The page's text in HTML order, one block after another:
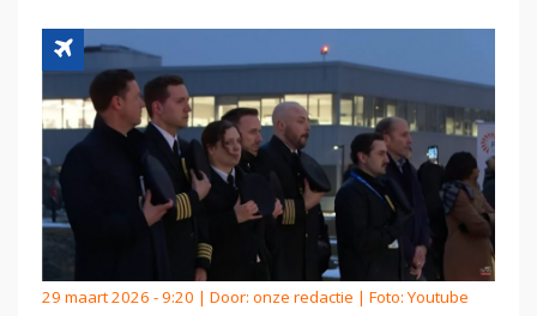
29 maart 2026 - 9:20 | Door: onze redactie | Foto: Youtube